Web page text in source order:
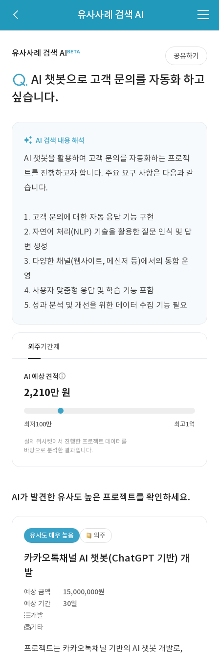
유사사례 검색 AI
유사사례 검색 AI 공유하기
AI 챗봇으로 고객 문의를 자동화 하고
싶습니다.
AI 챗봇을 활용하여 고객 문의를 자동화하는 프로젝
트를 진행하고자 합니다. 주요 요구 사항은 다음과 같
습니다.
1. 고객 문의에 대한 자동 응답 기능 구현
2. 자연어 처리(NLP) 기술을 활용한 질문 인식 및 답
변 생성
3. 다양한 채널(웹사이트, 메신저 등)에서의 통합 운
영
4. 사용자 맞춤형 응답 및 학습 기능 포함
5. 성과 분석 및 개선을 위한 데이터 수집 기능 필요
외주기간제
AI 예상 견적
2,210만 원
최저100만 최고1억
실제 위시켓에서 진행한 프로젝트 데이터를
바탕으로 분석한 결과입니다.
AI가 발견한 유사도 높은 프로젝트를 확인하세요.
유사도 매우 높음 외주
카카오톡채널 AI 챗봇(ChatGPT 기반) 개
발
예상 금액
15,000,000원
예상 기간
30일
개발
기타
프로젝트는 카카오톡채널 기반의 AI 챗봇 개발로,